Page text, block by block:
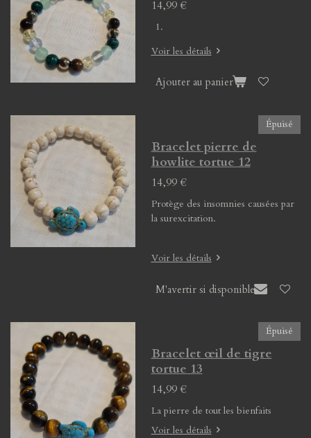
14,99 €
Voir les détails
Ajouter au panier
Épuisé
Bracelet pierre de
howlite tortue 12
14,99 €
Protège des insomnies causées par
la surexcitation.
Voir les détails
M'avertir si disponible
Épuisé
Bracelet œil de tigre
tortue 13
14,99 €
La pierre de tout les bienfaits
Voir les détails